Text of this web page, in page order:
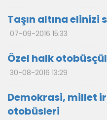
Taşın altına elinizi
07-09-2016 15:33
Özel halk
30-08-2016 13:29
Demokrasi, millet
otobüsleri